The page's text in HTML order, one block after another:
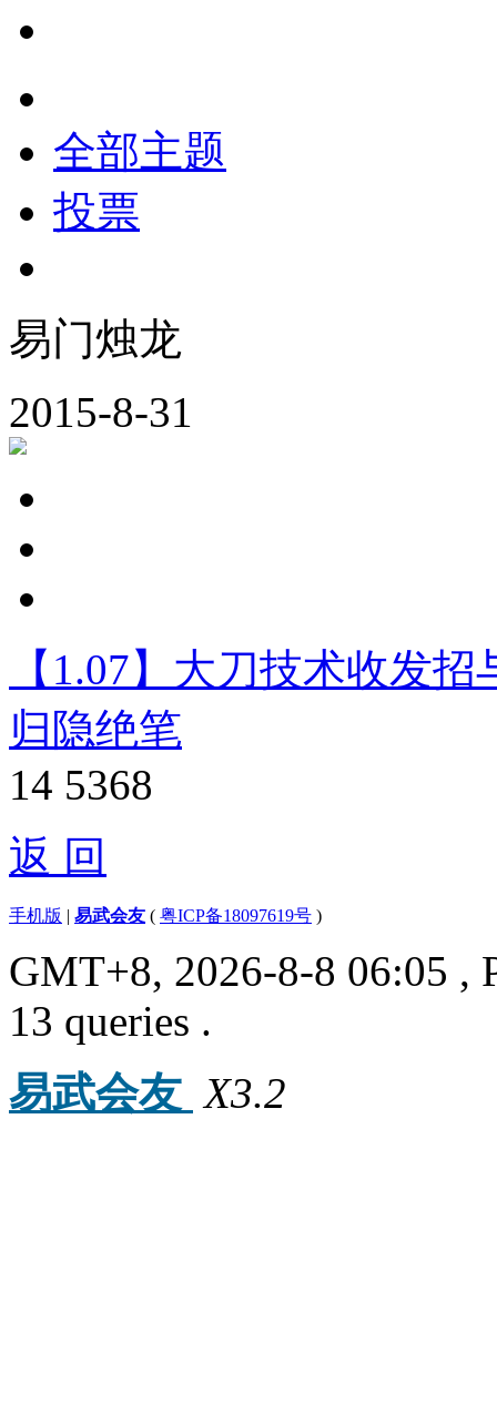
全部主题
投票
易门烛龙
2015-8-31
【1.07】大刀技术收发
归隐绝笔
14 5368
返 回
手机版 | 易武会友 ( 粤ICP备18097619号 )
GMT+8, 2026-8-8 06:05 ,
13 queries .
易武会友 X3.2